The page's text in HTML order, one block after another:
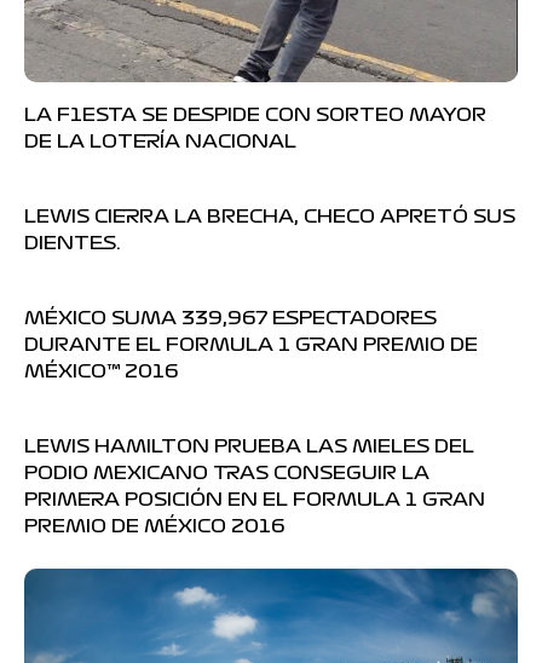
LA F1ESTA SE DESPIDE CON SORTEO MAYOR
DE LA LOTERÍA NACIONAL
LEWIS CIERRA LA BRECHA, CHECO APRETÓ SUS
DIENTES.
MÉXICO SUMA 339,967 ESPECTADORES
DURANTE EL FORMULA 1 GRAN PREMIO DE
MÉXICO™ 2016
LEWIS HAMILTON PRUEBA LAS MIELES DEL
PODIO MEXICANO TRAS CONSEGUIR LA
PRIMERA POSICIÓN EN EL FORMULA 1 GRAN
PREMIO DE MÉXICO 2016